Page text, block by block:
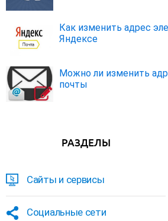
Как изменить адрес
Яндексе
Можно ли изменить
почты
РАЗДЕЛЫ
Сайты и сервисы
Социальные сети